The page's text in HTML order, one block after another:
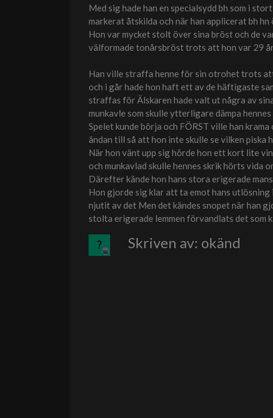
Med sig hade han en specialsydd bh som i
markerat åtskilda och när han applicerat bh
Hon var mycket stolt över sina bröst och de
välformade tonårsbröst trots att hon var 29
Han ville straffa henne för sin otrohet trots
och i går hade hon haft ett av de häftigaste
straffas för Älskaren hade valt ut några av
munkavle som skulle ytterligare dämpa
Spelet kunde börja och FÖRST ville han
ändan till så att hon inte skulle se vilken piska
När hon vänt upp sig hörde hon ett kort lite
och munkavlad skulle hennes skrik hörts vida
Därefter kände hon hans stora erigerade
Hon gjorde sig klar att ta emot hans utlösning
njutit av det Men det kändes snopet när han
stolta erigerade lemmen förvandlats det som
Skriven av: okänd